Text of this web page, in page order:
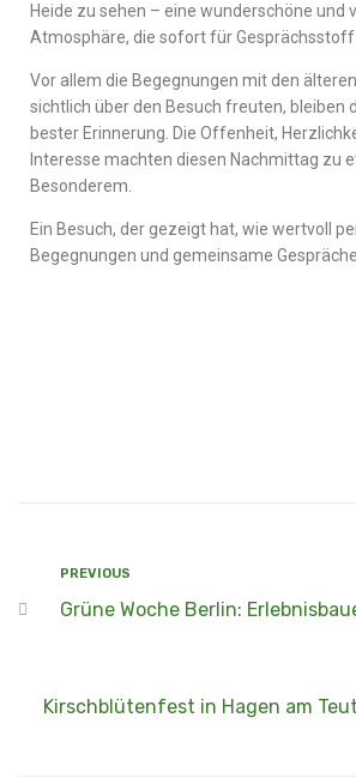
Heide zu sehen – eine wunderschöne und
Atmosphäre, die sofort für Gesprächsstoff
Vor allem die Begegnungen mit den
sichtlich über den Besuch freuten, bleiben
bester Erinnerung. Die Offenheit,
Interesse machten diesen Nachmittag zu
Besonderem.
Ein Besuch, der gezeigt hat, wie wertvoll
Begegnungen und gemeinsame Gespräche
PREVIOUS
Grüne Woche Berlin:
Kirschblütenfest in Hagen am